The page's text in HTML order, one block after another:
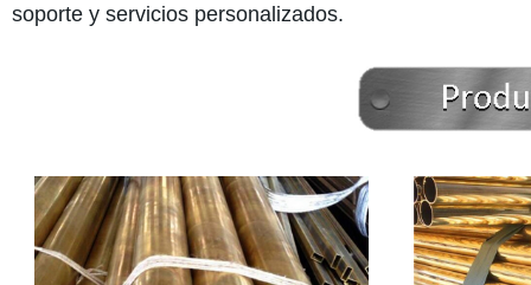
soporte y servicios personalizados.